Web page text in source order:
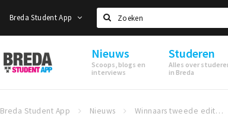
Breda Student App
Zoeken
Breda
Student
Nieuws
Scoops, blogs en
interviews
Studeren
Alles over
in Breda
Breda Student App Nieuws Winnaars tweede editie Grote Prijs Breda bekend